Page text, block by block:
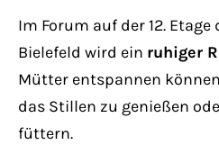
About us
Lorem ipsum dolor sit
Im Forum auf der 12.
Bielefeld wird ein ruhiger
Mütter entspannen
das Stillen zu genießen
füttern.